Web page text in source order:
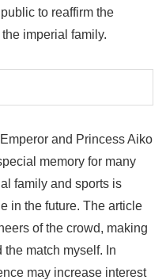
to reaffirm the
imperial family.
and Princess Aiko
memory for many
family and sports is
in the future. The article
of the crowd, making
match myself. In
may increase interest